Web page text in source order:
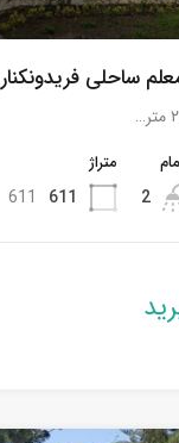
ساحلی فریدونکنار
2
متراژ
611
611